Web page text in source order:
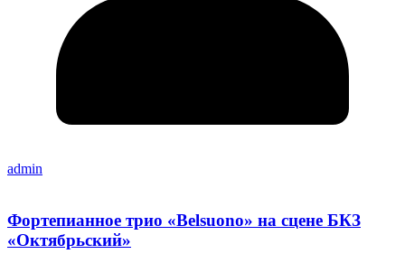
admin
Фортепианное трио «Belsuono» на сцене БКЗ
«Октябрьский»